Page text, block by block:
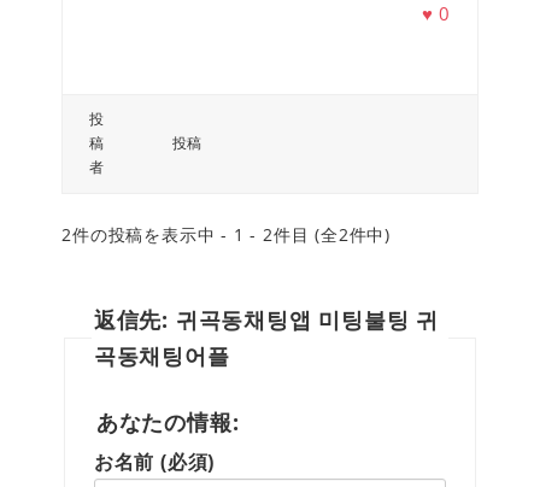
♥0
投
稿
者
投稿
2件の投稿を表示中 - 1 - 2件目 (全2件中)
返信先: 귀곡동채팅앱 미팅불팅 귀
곡동채팅어플
あなたの情報:
お名前 (必須)